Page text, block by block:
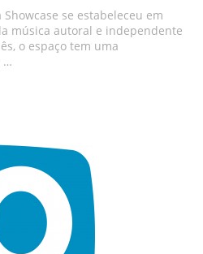
Showcase se estabeleceu em
música autoral e independente
o espaço tem uma
…